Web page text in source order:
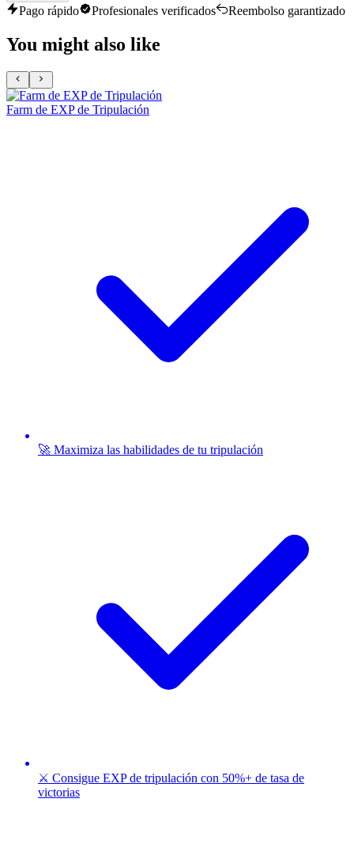
Pago rápido Profesionales verificados Reembolso garantizado
You might also like
Farm de EXP de Tripulación
🚀 Maximiza las habilidades de tu tripulación
⚔️ Consigue EXP de tripulación con 50%+ de tasa de
victorias